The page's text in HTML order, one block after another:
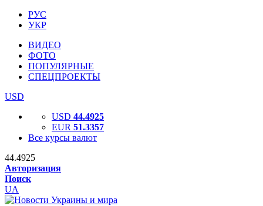
РУС
УКР
ВИДЕО
ФОТО
ПОПУЛЯРНЫЕ
СПЕЦПРОЕКТЫ
USD
USD 44.4925
EUR 51.3357
Все курсы валют
44.4925
Авторизация
Поиск
UA